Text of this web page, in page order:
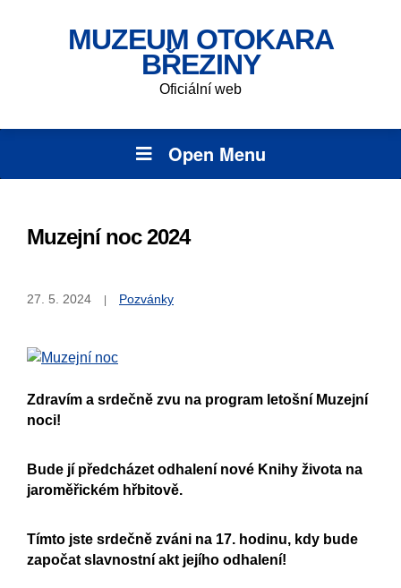
MUZEUM OTOKARA
BŘEZINY
Oficiální web
Open Menu
Muzejní noc 2024
27. 5. 2024 Pozvánky
Zdravím a srdečně zvu na program letošní Muzejní
noci!
Bude jí předcházet odhalení nové Knihy života na
jaroměřickém hřbitově.
Tímto jste srdečně zváni na 17. hodinu, kdy bude
započat slavnostní akt jejího odhalení!